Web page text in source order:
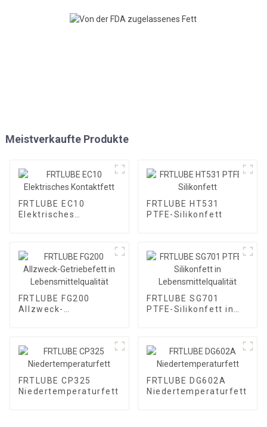
Meistverkaufte Produkte
FRTLUBE EC10
Elektrisches
FRTLUBE HT531
PTFE-Silikonfett
FRTLUBE FG200
Allzweck-
FRTLUBE SG701
PTFE-Silikonfett in
FRTLUBE CP325
Niedertemperaturfett
FRTLUBE DG602A
Niedertemperaturfett